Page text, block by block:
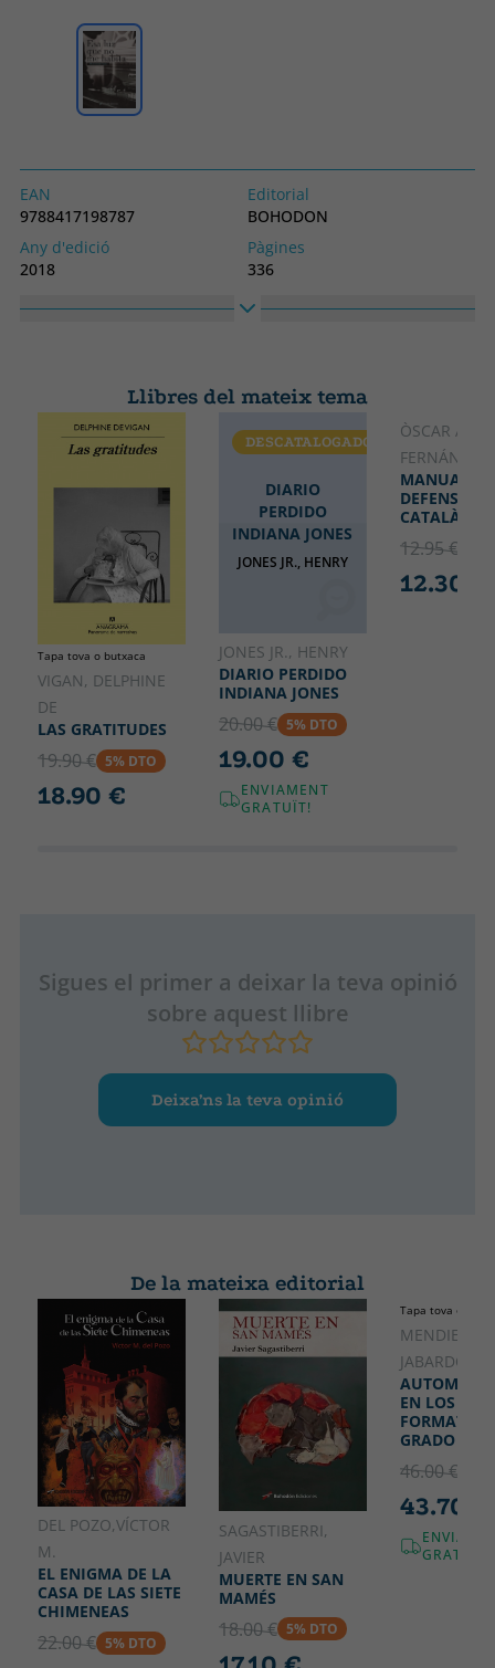
EAN
9788417198787
Editorial
BOHODON
Any d'edició
2018
Pàgines
336
Idioma
Llibres del mateix tema
Tapa tova o butxaca
VIGAN, DELPHINE
DE
LAS GRATITUDES
19.90 € 5% DTO
18.90 €
DIARIO
PERDIDO
INDIANA JONES
JONES JR., HENRY
DESCATALOGADO
JONES JR., HENRY
DIARIO PERDIDO
INDIANA JONES
20.00 € 5% DTO
19.00 €
ENVIAMENT
GRATUÏT!
CATALÀ
ÒSCAR
FERNÁNDEZ
MANUAL DE
DEFENSA
CATALÀ
12.95 €
12.30 €
Sigues el primer a deixar la teva opinió
sobre aquest llibre
Deixa’ns la teva opinió
De la mateixa editorial
DEL POZO,VÍCTOR
M.
EL ENIGMA DE LA
CASA DE LAS SIETE
CHIMENEAS
22.00 € 5% DTO
SAGASTIBERRI,
JAVIER
MUERTE EN SAN
MAMÉS
18.00 € 5% DTO
Tapa tova o
MENDIETA
JABARDO,
EN LOS
GRADO
46.00 €
43.70 €
GRATUÏT!